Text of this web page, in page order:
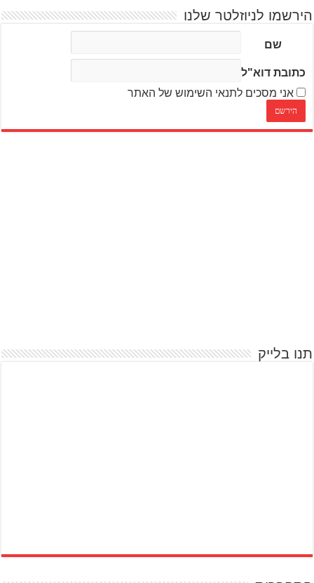
הירשמו לניוזלטר שלנו
שם
כתובת דוא"ל
אני מסכים לתנאי השימוש של האתר
תנו בלייק